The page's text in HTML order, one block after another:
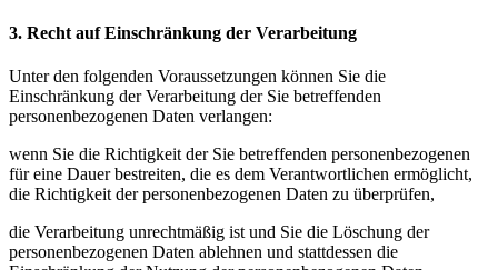
3. Recht auf Einschränkung der Verarbeitung
Unter den folgenden Voraussetzungen können Sie die
Einschränkung der Verarbeitung der Sie betreffenden
personenbezogenen Daten verlangen:
wenn Sie die Richtigkeit der Sie betreffenden personenbezogenen
für eine Dauer bestreiten, die es dem Verantwortlichen ermöglicht,
die Richtigkeit der personenbezogenen Daten zu überprüfen,
die Verarbeitung unrechtmäßig ist und Sie die Löschung der
personenbezogenen Daten ablehnen und stattdessen die